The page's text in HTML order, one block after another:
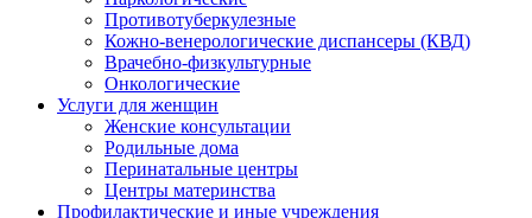
Противотуберкулезные
Кожно-венерологические диспансеры (КВД)
Врачебно-физкультурные
Онкологические
Услуги для женщин
Женские консультации
Родильные дома
Перинатальные центры
Центры материнства
Профилактические и иные учреждения